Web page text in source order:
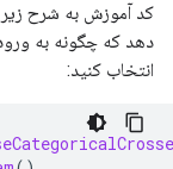
کد آموزش به شرح
انتخاب کنید: